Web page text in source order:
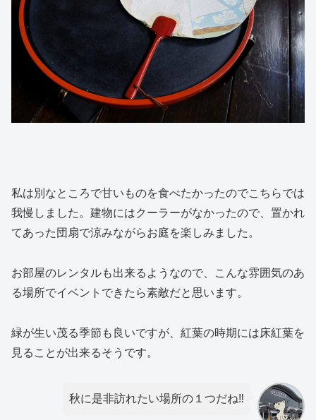
私は別なところで甘いものを食べたかったのでこちらでは
我慢しました。建物にはクーラーがなかったので、置かれ
てあった団扇で涼みながらお庭を楽しみました。
お部屋のレンタルも出来るようなので、こんな雰囲気のあ
る場所でイベントできたら素敵だと思います。
緑が生い茂る季節も良いですが、紅葉の時期には床紅葉を
見ることが出来るそうです。
秋に是非訪れたい場所の１つだね‼️